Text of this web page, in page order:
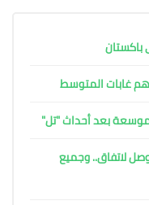
باكستان
غابات المتوسط
بعد أحداث "تل"
لاتفاق.. وجميع